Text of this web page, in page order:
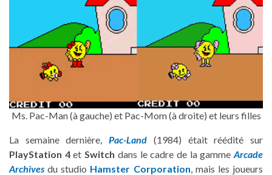
Ms. Pac-Man (à gauche) et Pac-Mom (à droite) et leurs filles
La semaine dernière,Pac-Land (1984) était réédité sur
PlayStation 4etSwitch dans le cadre de la gammeArcade
Archives du studio Hamster Corporation, mais les joueurs